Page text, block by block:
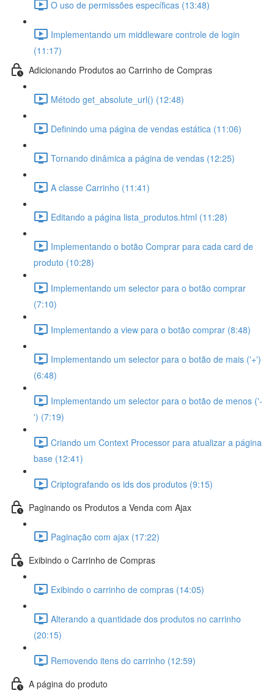
O uso de permissões específicas (13:48)
Implementando um middleware controle de login
(11:17)
Adicionando Produtos ao Carrinho de Compras
Método get_absolute_url() (12:48)
Definindo uma página de vendas estática (11:06)
Tornando dinâmica a página de vendas (12:25)
A classe Carrinho (11:41)
Editando a página lista_produtos.html (11:28)
Implementando o botão Comprar para cada card de
produto (10:28)
Implementando um selector para o botão comprar
(7:10)
Implementando a view para o botão comprar (8:48)
Implementando um selector para o botão de mais ('+')
(6:48)
Implementando um selector para o botão de menos ('-
') (7:19)
Criando um Context Processor para atualizar a página
base (12:41)
Criptografando os ids dos produtos (9:15)
Paginando os Produtos a Venda com Ajax
Paginação com ajax (17:22)
Exibindo o Carrinho de Compras
Exibindo o carrinho de compras (14:05)
Alterando a quantidade dos produtos no carrinho
(20:15)
Removendo itens do carrinho (12:59)
A página do produto